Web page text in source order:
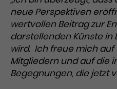
Zweck
Analytics
wird
darüber zu
nutzen, und
eines
Anbieter Google Ads
Laufzeit 3 Monate
Dieses
neue Perspektiven
wertvollen Beitrag zur
darstellenden Künste
wird. Ich freue mich
Mitgliedern und auf die
Begegnungen, die jetzt